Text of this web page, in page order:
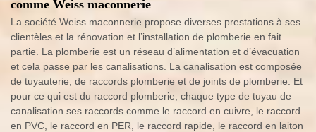
comme Weiss maconnerie
La société Weiss maconnerie propose diverses prestations à ses
clientèles et la rénovation et l’installation de plomberie en fait
partie. La plomberie est un réseau d’alimentation et d’évacuation
et cela passe par les canalisations. La canalisation est composée
de tuyauterie, de raccords plomberie et de joints de plomberie. Et
pour ce qui est du raccord plomberie, chaque type de tuyau de
canalisation ses raccords comme le raccord en cuivre, le raccord
en PVC, le raccord en PER, le raccord rapide, le raccord en laiton